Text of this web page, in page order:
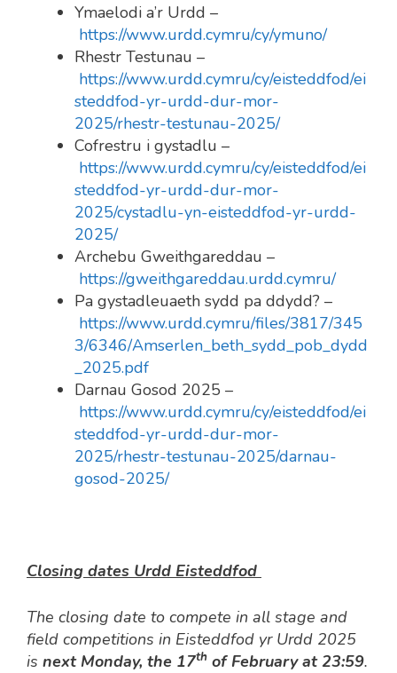
Ymaelodi a’r Urdd –
https://www.urdd.cymru/cy/ymuno/
Rhestr Testunau –
https://www.urdd.cymru/cy/eisteddfod/ei
steddfod-yr-urdd-dur-mor-
2025/rhestr-testunau-2025/
Cofrestru i gystadlu –
https://www.urdd.cymru/cy/eisteddfod/ei
steddfod-yr-urdd-dur-mor-
2025/cystadlu-yn-eisteddfod-yr-urdd-
2025/
Archebu Gweithgareddau –
https://gweithgareddau.urdd.cymru/
Pa gystadleuaeth sydd pa ddydd? –
https://www.urdd.cymru/files/3817/345
3/6346/Amserlen_beth_sydd_pob_dydd
_2025.pdf
Darnau Gosod 2025 –
https://www.urdd.cymru/cy/eisteddfod/ei
steddfod-yr-urdd-dur-mor-
2025/rhestr-testunau-2025/darnau-
gosod-2025/
Closing dates Urdd Eisteddfod
The closing date to compete in all stage and
field competitions in Eisteddfod yr Urdd 2025
is next Monday, the 17th of February at 23:59.